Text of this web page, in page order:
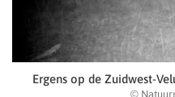
Ergens op de Zuidwest-
©